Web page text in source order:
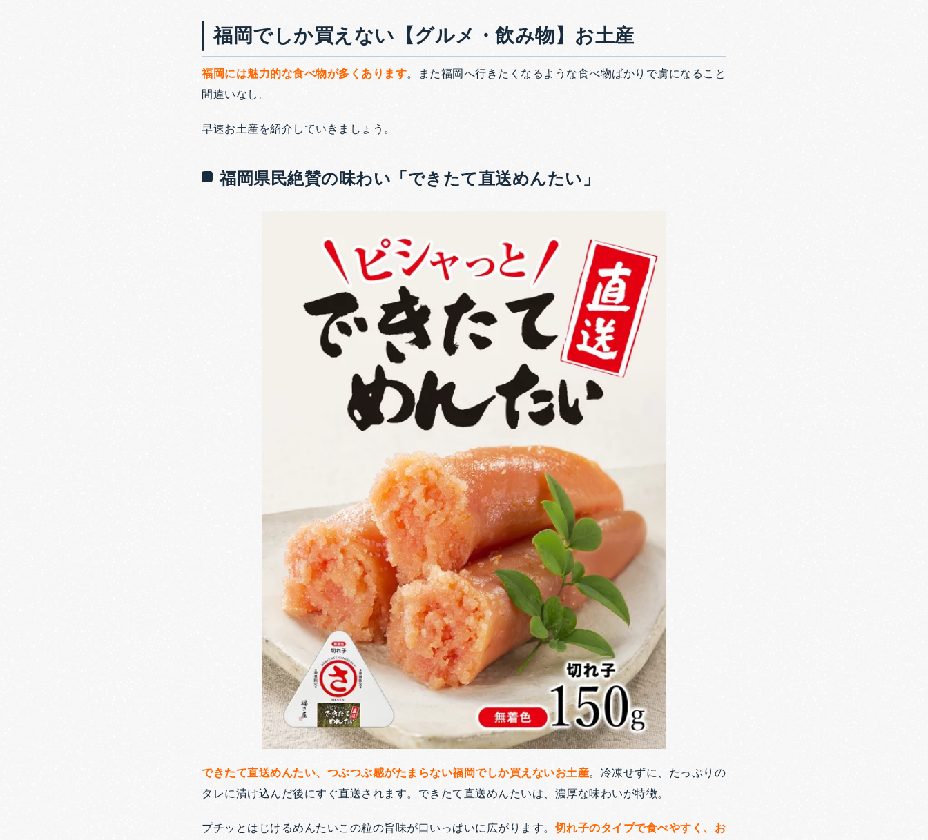
福岡でしか買えない【グルメ・飲み物】お土産
福岡には魅力的な食べ物が多くあります。また福岡へ行きたくなるような食べ物ばかりで虜になること
間違いなし。
早速お土産を紹介していきましょう。
福岡県民絶賛の味わい「できたて直送めんたい」
できたて直送めんたい、つぶつぶ感がたまらない福岡でしか買えないお土産。冷凍せずに、たっぷりの
タレに漬け込んだ後にすぐ直送されます。できたて直送めんたいは、濃厚な味わいが特徴。
プチッとはじけるめんたいこの粒の旨味が口いっぱいに広がります。 切れ子のタイプで食べやすく、お